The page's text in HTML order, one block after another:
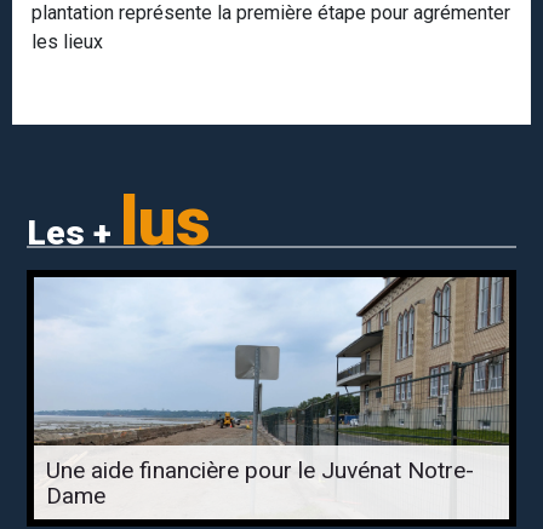
plantation représente la première étape pour agrémenter
les lieux
Les + lus
Une aide financière pour le Juvénat Notre-
Dame